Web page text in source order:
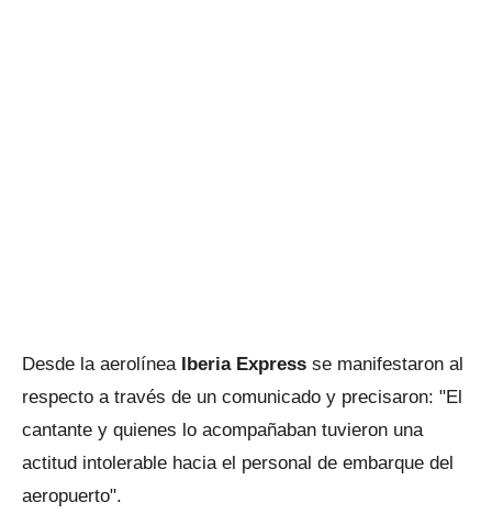
Desde la aerolínea Iberia Express se manifestaron al
respecto a través de un comunicado y precisaron: "El
cantante y quienes lo acompañaban tuvieron una
actitud intolerable hacia el personal de embarque del
aeropuerto".